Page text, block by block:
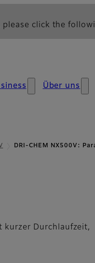
please click the
Über uns
DRI-CHEM NX500V:
kurzer Durchlaufzeit,